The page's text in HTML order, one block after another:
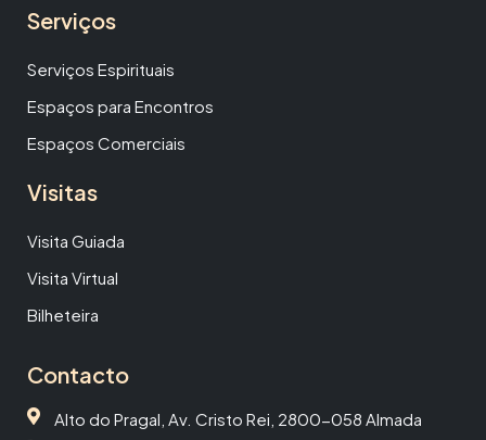
Serviços
Serviços Espirituais
Espaços para Encontros
Espaços Comerciais
Visitas
Visita Guiada
Visita Virtual
Bilheteira
Contacto
Alto do Pragal, Av. Cristo Rei, 2800-058 Almada